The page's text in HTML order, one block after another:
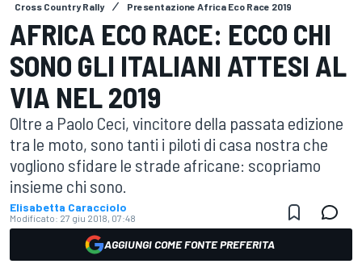
Cross Country Rally Presentazione Africa Eco Race 2019
AFRICA ECO RACE: ECCO CHI
SONO GLI ITALIANI ATTESI AL
VIA NEL 2019
Oltre a Paolo Ceci, vincitore della passata edizione
tra le moto, sono tanti i piloti di casa nostra che
vogliono sfidare le strade africane: scopriamo
insieme chi sono.
Elisabetta Caracciolo
Modificato: 27 giu 2018, 07:48
AGGIUNGI COME FONTE PREFERITA